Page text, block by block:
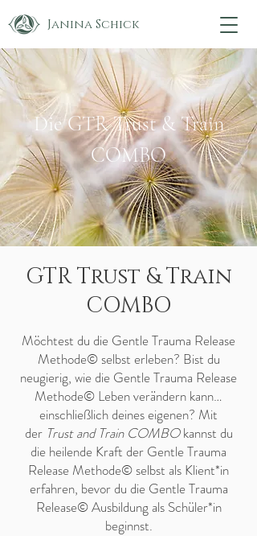
Janina Schick
Die GTR Trust & Train
COMBO
GTR Trust & Train
COMBO
Möchtest du die Gentle Trauma Release
Methode© selbst erleben? Bist du
neugierig, wie die Gentle Trauma Release
Methode© Leben verändern kann…
einschließlich deines eigenen? Mit
der Trust and Train COMBOkannst du
die heilende Kraft der Gentle Trauma
Release Methode© selbst als Klient*in
erfahren, bevor du die Gentle Trauma
Release© Ausbildung als Schüler*in
beginnst.